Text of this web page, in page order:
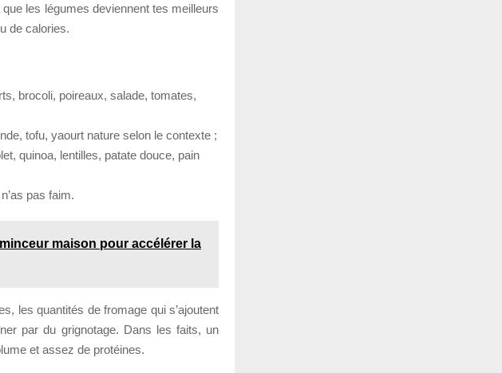
les légumes deviennent tes meilleurs
de calories.
brocoli, poireaux, salade, tomates,
tofu, yaourt nature selon le contexte ;
quinoa, lentilles, patate douce, pain
pas faim.
maison pour accélérer la
les quantités de fromage qui s’ajoutent
par du grignotage. Dans les faits, un
et assez de protéines.